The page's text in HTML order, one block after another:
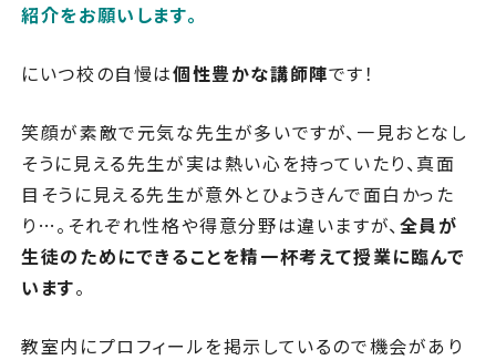
紹介をお願いします。
にいつ校の自慢は個性豊かな講師陣です！
笑顔が素敵で元気な先生が多いですが、一見おとなし
そうに見える先生が実は熱い心を持っていたり、真面
目そうに見える先生が意外とひょうきんで面白かった
り…。それぞれ性格や得意分野は違いますが、全員が
生徒のためにできることを精一杯考えて授業に臨んで
います。
教室内にプロフィールを掲示しているので機会があり